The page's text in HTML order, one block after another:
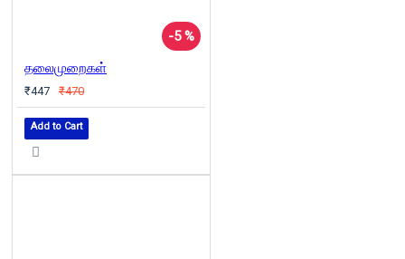
-5 %
தலைமுறைகள்
₹447 ₹470
Add to Cart